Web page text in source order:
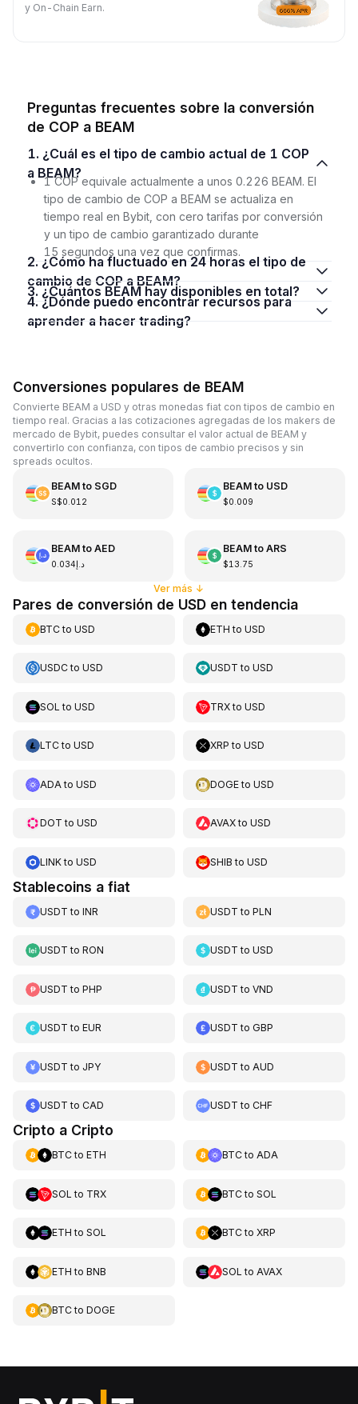
y On-Chain Earn.
Preguntas frecuentes sobre la conversión
de COP a BEAM
1. ¿Cuál es el tipo de cambio actual de 1 COP
a BEAM?
1 COP equivale actualmente a unos 0.226 BEAM. El
tipo de cambio de COP a BEAM se actualiza en
tiempo real en Bybit, con cero tarifas por conversión
y un tipo de cambio garantizado durante
15 segundos una vez que confirmas.
2. ¿Cómo ha fluctuado en 24 horas el tipo de
cambio de COP a BEAM?
3. ¿Cuántos BEAM hay disponibles en total?
4. ¿Dónde puedo encontrar recursos para
aprender a hacer trading?
Conversiones populares de BEAM
Convierte BEAM a USD y otras monedas fiat con tipos de cambio en
tiempo real. Gracias a las cotizaciones agregadas de los makers de
mercado de Bybit, puedes consultar el valor actual de BEAM y
convertirlo con confianza, con tipos de cambio precisos y sin
spreads ocultos.
BEAMto SGD
S$0.012
BEAMto USD
$0.009
BEAMto AED
د.إ0.034
BEAMto ARS
$13.75
Ver más ↓
Pares de conversión de USD en tendencia
BTCto USD ETH toUSD
USDCto USD USDT toUSD
SOL to USD TRXtoUSD
LTCto USD XRP toUSD
ADA to USD DOGEtoUSD
DOT to USD AVAXtoUSD
LINKto USD SHIB toUSD
Stablecoins a fiat
USDT to INR USDT toPLN
USDT to RON USDT toUSD
USDT to PHP USDT toVND
USDT to EUR USDT toGBP
USDT to JPY USDT to AUD
USDT to CAD USDT toCHF
Cripto a Cripto
BTCto ETH BTCto ADA
SOL to TRX BTCto SOL
ETH to SOL BTCto XRP
ETH to BNB SOL to AVAX
BTCto DOGE